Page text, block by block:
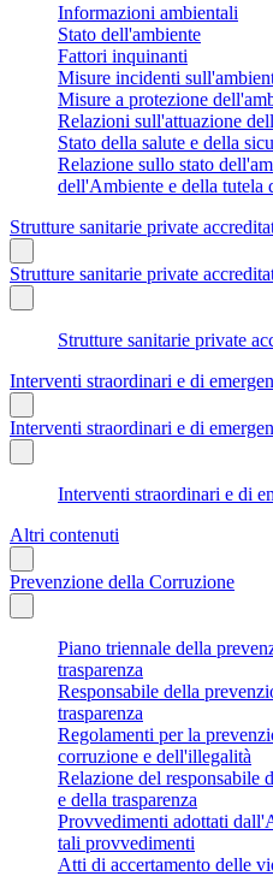
Informazioni ambientali
Stato dell'ambiente
Fattori inquinanti
Misure incidenti
Misure a protezione
Relazioni sull'attuazione
Stato della salute e della
Relazione sullo stato
dell'Ambiente e della tutela
Strutture sanitarie private
Strutture sanitarie private
Strutture sanitarie private
Interventi straordinari e di
Interventi straordinari e di
Interventi straordinari e di
Altri contenuti
Prevenzione della Corruzione
Piano triennale della
trasparenza
Responsabile della
trasparenza
Regolamenti per la
corruzione e dell'illegalità
Relazione del responsabile
e della trasparenza
Provvedimenti adottati
tali provvedimenti
Atti di accertamento delle